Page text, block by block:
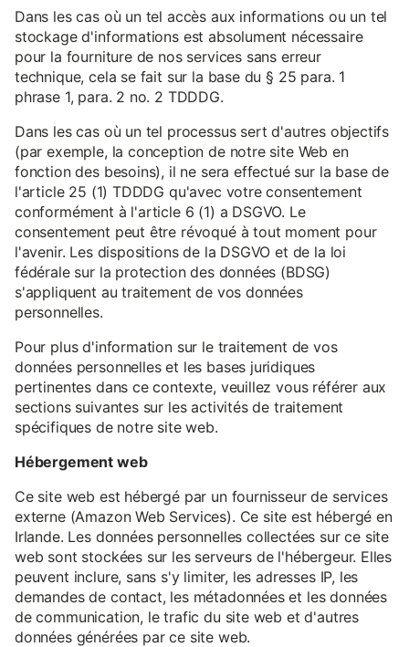
Dans les cas où un tel accès aux informations ou un tel
stockage d'informations est absolument nécessaire
pour la fourniture de nos services sans erreur
technique, cela se fait sur la base du § 25 para. 1
phrase 1, para. 2 no. 2 TDDDG.
Dans les cas où un tel processus sert d'autres objectifs
(par exemple, la conception de notre site Web en
fonction des besoins), il ne sera effectué sur la base de
l'article 25 (1) TDDDG qu'avec votre consentement
conformément à l'article 6 (1) a DSGVO. Le
consentement peut être révoqué à tout moment pour
l'avenir. Les dispositions de la DSGVO et de la loi
fédérale sur la protection des données (BDSG)
s'appliquent au traitement de vos données
personnelles.
Pour plus d'information sur le traitement de vos
données personnelles et les bases juridiques
pertinentes dans ce contexte, veuillez vous référer aux
sections suivantes sur les activités de traitement
spécifiques de notre site web.
Hébergement web
Ce site web est hébergé par un fournisseur de services
externe (Amazon Web Services). Ce site est hébergé en
Irlande. Les données personnelles collectées sur ce site
web sont stockées sur les serveurs de l'hébergeur. Elles
peuvent inclure, sans s'y limiter, les adresses IP, les
demandes de contact, les métadonnées et les données
de communication, le trafic du site web et d'autres
données générées par ce site web.